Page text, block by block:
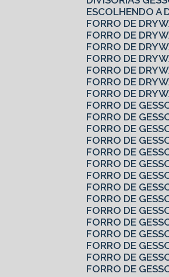
ESCOLHENDO A
FORRO DE
FORRO DE
FORRO DE
FORRO DE
FORRO DE
FORRO DE
FORRO DE
FORRO DE
FORRO DE
FORRO DE
FORRO DE
FORRO DE
FORRO DE
FORRO DE
FORRO DE
FORRO DE
FORRO DE
FORRO DE
FORRO DE
FORRO DE
FORRO DE
FORRO DE